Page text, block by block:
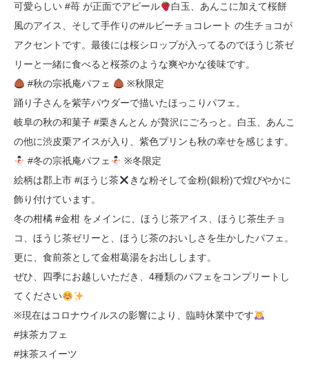
可愛らしい #苺 が正面でアピール
白玉、あんこに加えて桜餅
風のアイス、そして手作りの#ルビーチョコレート の生チョコが
アクセントです。最後には桜シロップが入ってるのでほうじ茶ゼ
リーと一緒に食べると桜茶のような爽やかな後味です。
#秋の宗祇庵パフェ
※秋限定
踊り子さんを紫芋パウダーで描いたほっこりパフェ。
岐阜の秋の和菓子 #栗きんとん が贅沢にごろっと。白玉、あんこ
の他に渋皮栗アイスが入り、紫色プリンも秋の幸せを感じます。
#冬の宗祇庵パフェ
※冬限定
絵柄は郡上市 #ほうじ茶
きな粉そして金粉(銀粉)で煌びやかに
飾り付けています。
冬の柑橘 #金柑 をメインに、ほうじ茶アイス、ほうじ茶生チョ
コ、ほうじ茶ゼリーと、ほうじ茶のおいしさを生かしたパフェ。
更に、食前茶として金柑葛湯をお出しします。
ぜひ、四季にお越しいただき、4種類のパフェをコンプリートし
てください
※現在はコロナウイルスの影響により、臨時休業中です
#抹茶カフェ
#抹茶スイーツ